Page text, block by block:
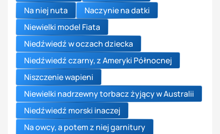
Na niej nuta
Naczynie na datki
Niewielki model Fiata
Niedźwiedź w oczach dziecka
Niedźwiedź czarny, z Ameryki Północnej
Niszczenie wapieni
Niewielki nadrzewny torbacz żyjący w Australii
Niedźwiedź morski inaczej
Na owcy, a potem z niej garnitury